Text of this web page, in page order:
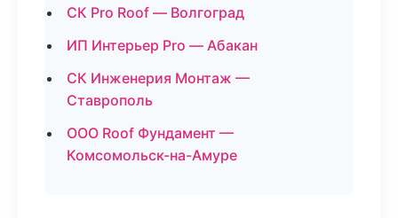
СК Pro Roof — Волгоград
ИП Интерьер Pro — Абакан
СК Инженерия Монтаж —
Ставрополь
ООО Roof Фундамент —
Комсомольск-на-Амуре